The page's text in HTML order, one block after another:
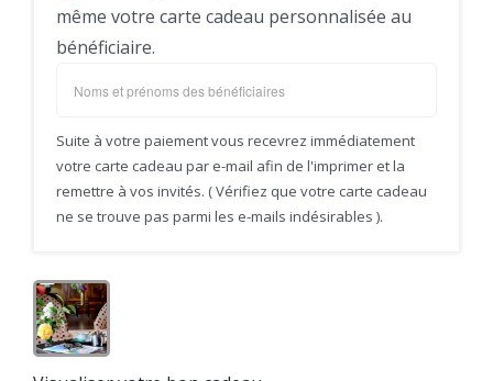
même votre carte cadeau personnalisée au
bénéficiaire.
Suite à votre paiement vous recevrez immédiatement
votre carte cadeau par e-mail afin de l'imprimer et la
remettre à vos invités. ( Vérifiez que votre carte cadeau
ne se trouve pas parmi les e-mails indésirables ).